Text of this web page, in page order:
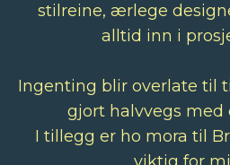
stilreine, ærlege
alltid inn i
Ingenting blir overlate til
gjort halvvegs med
I tillegg er ho mora til